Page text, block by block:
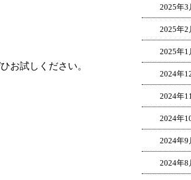
お試しください。
2025年3
2025年2
2025年1
2024年
2024年
2024年
2024年9
2024年8